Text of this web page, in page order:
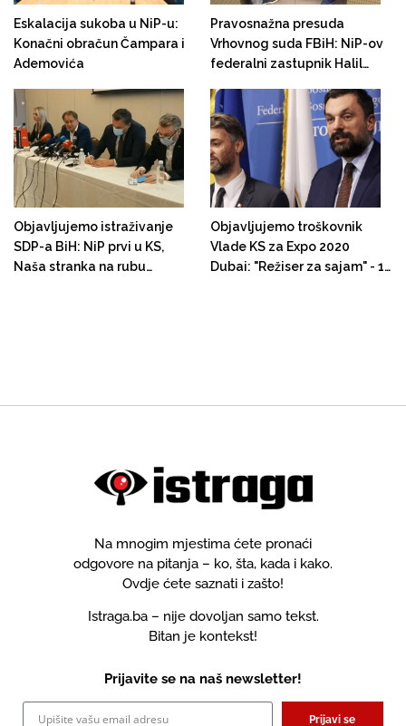
Eskalacija sukoba u NiP-u:
Konačni obračun Čampara i
Ademovića
Pravosnažna presuda
Vrhovnog suda FBiH: NiP-ov
federalni zastupnik Halil
godine zatvora zbog
obmane pri davanju kredita,
mora u zatvor i ostaje bez
mandata
Objavljujemo istraživanje
SDP-a BiH: NiP prvi u KS,
Naša stranka na rubu
Objavljujemo troškovnik
Vlade KS za Expo 2020
Dubai: "Režiser za sajam" - 15
KM ...
Na mnogim mjestima ćete pronaći
odgovore na pitanja – ko, šta, kada i kako.
Ovdje ćete saznati i zašto!
Istraga.ba – nije dovoljan samo tekst.
Bitan je kontekst!
Prijavite se na naš newsletter!
Prijavi se